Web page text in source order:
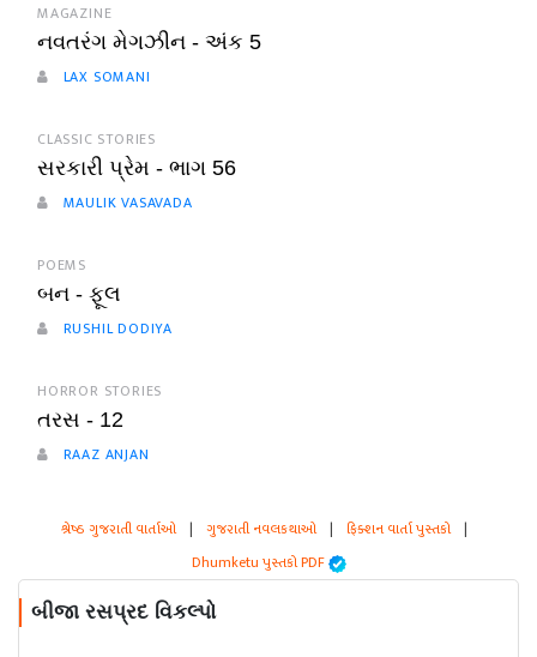
MAGAZINE
નવતરંગ મેગઝીન - અંક 5
LAX SOMANI
CLASSIC STORIES
સરકારી પ્રેમ - ભાગ 56
MAULIK VASAVADA
POEMS
બન - ફૂલ
RUSHIL DODIYA
HORROR STORIES
તરસ - 12
RAAZ ANJAN
શ્રેષ્ઠ ગુજરાતી વાર્તાઓ | ગુજરાતી નવલકથાઓ | ફિક્શન વાર્તા પુસ્તકો |
Dhumketu પુસ્તકો PDF
બીજા રસપ્રદ વિકલ્પો